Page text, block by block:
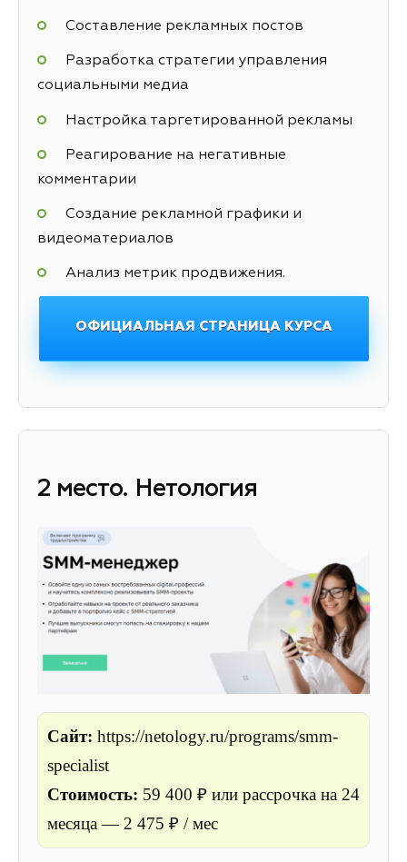
Составление рекламных постов
Разработка стратегии управления
социальными медиа
Настройка таргетированной рекламы
Реагирование на негативные
комментарии
Создание рекламной графики и
видеоматериалов
Анализ метрик продвижения.
ОФИЦИАЛЬНАЯ СТРАНИЦА КУРСА
2 место. Нетология
Сайт: https://netology.ru/programs/smm-
specialist
Стоимость: 59 400 ₽ или рассрочка на 24
месяца — 2 475 ₽ / мес